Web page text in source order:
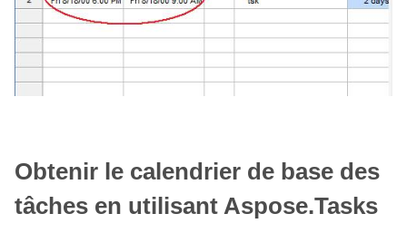
Obtenir le calendrier de base des
tâches en utilisant Aspose.Tasks